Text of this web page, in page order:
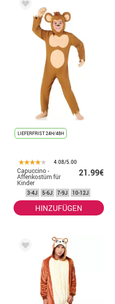
LIEFERFRIST 24H/48H
4.08/5.00
Capuccino -
Affenkostüm für
Kinder
21.99€
3-4J 5-6J 7-9J 10-12J
HINZUFÜGEN